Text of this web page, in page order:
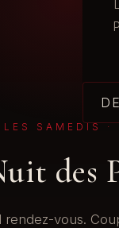
LES SAMEDIS ·
des
rendez-vous.